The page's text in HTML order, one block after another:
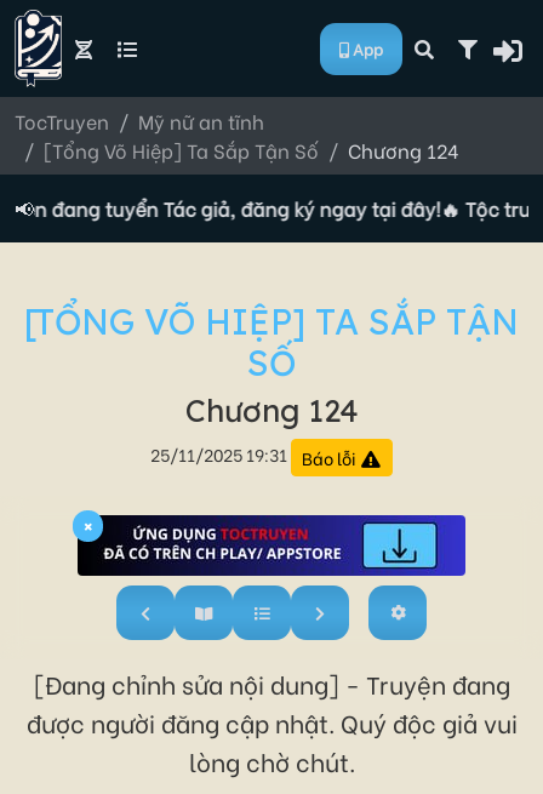
App
TocTruyen
Mỹ nữ an tĩnh
[Tổng Võ Hiệp] Ta Sắp Tận Số
Chương 124
📢 đang tuyển Tác giả, đăng ký ngay tại đây!🔥 Tộc
[TỔNG VÕ HIỆP] TA SẮP TẬN
SỐ
Chương 124
25/11/2025 19:31 Báo lỗi
×
[Đang chỉnh sửa nội dung] - Truyện đang
được người đăng cập nhật. Quý độc giả vui
lòng chờ chút.